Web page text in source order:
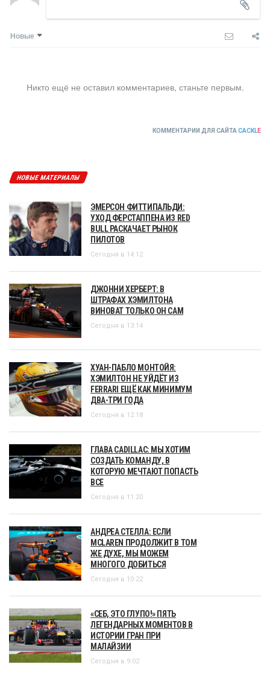
Новые
Никто ещё не оставил комментариев, станьте первым.
КОММЕНТАРИИ ДЛЯ САЙТА CACKLE
НОВЫЕ МАТЕРИАЛЫ
ЭМЕРСОН ФИТТИПАЛЬДИ:
УХОД ФЕРСТАППЕНА ИЗ RED
BULL РАСКАЧАЕТ РЫНОК
ПИЛОТОВ
Сегодня в 14:12
ДЖОННИ ХЕРБЕРТ: В
ШТРАФАХ ХЭМИЛТОНА
ВИНОВАТ ТОЛЬКО ОН САМ
Сегодня в 13:14
ХУАН-ПАБЛО МОНТОЙЯ:
ХЭМИЛТОН НЕ УЙДЁТ ИЗ
FERRARI ЕЩЁ КАК МИНИМУМ
ДВА-ТРИ ГОДА
Сегодня в 12:18
ГЛАВА CADILLAC: МЫ ХОТИМ
СОЗДАТЬ КОМАНДУ, В
КОТОРУЮ МЕЧТАЮТ ПОПАСТЬ
ВСЕ
Сегодня в 11:20
АНДРЕА СТЕЛЛА: ЕСЛИ
MCLAREN ПРОДОЛЖИТ В ТОМ
ЖЕ ДУХЕ, МЫ МОЖЕМ
МНОГОГО ДОБИТЬСЯ
Сегодня в 10:22
«СЕБ, ЭТО ГЛУПО!» ПЯТЬ
ЛЕГЕНДАРНЫХ МОМЕНТОВ В
ИСТОРИИ ГРАН ПРИ
МАЛАЙЗИИ
Сегодня в 9:02